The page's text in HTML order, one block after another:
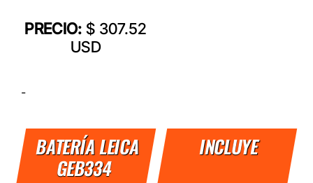
PRECIO: $ 307.52
USD
-
BATERÍA LEICA
GEB334
INCLUYE